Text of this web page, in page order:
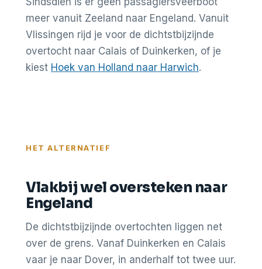
meer vanuit Zeeland naar Engeland. Vanuit
Vlissingen rijd je voor de dichtstbijzijnde
overtocht naar Calais of Duinkerken, of je
kiest Hoek van Holland naar Harwich.
HET ALTERNATIEF
Vlakbij wel oversteken naar
Engeland
De dichtstbijzijnde overtochten liggen net
over de grens. Vanaf Duinkerken en Calais
vaar je naar Dover, in anderhalf tot twee uur.